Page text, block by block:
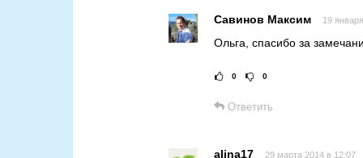
Савинов Максим 19
Ольга, спасибо за
Рейтинг статьи:
0 0
Ответить
alina17 29 марта 2014 в 12:07